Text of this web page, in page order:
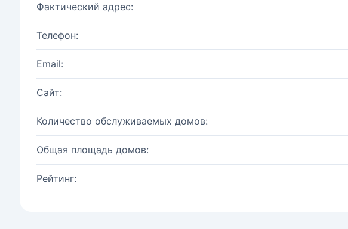
Фактический адрес:
Телефон:
Email:
Сайт:
Количество обслуживаемых домов:
Общая площадь домов:
Рейтинг: